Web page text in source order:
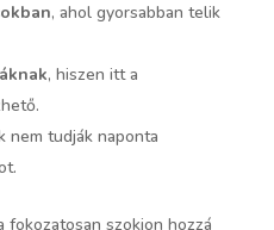
, ahol gyorsabban telik
, hiszen itt a
nem tudják naponta
fokozatosan szokjon hozzá